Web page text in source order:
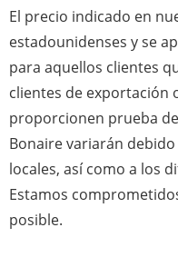
El precio indicado en
estadounidenses y se
para aquellos clientes
clientes de exportación
proporcionen prueba
Bonaire variarán
locales, así como a los
Estamos
posible.